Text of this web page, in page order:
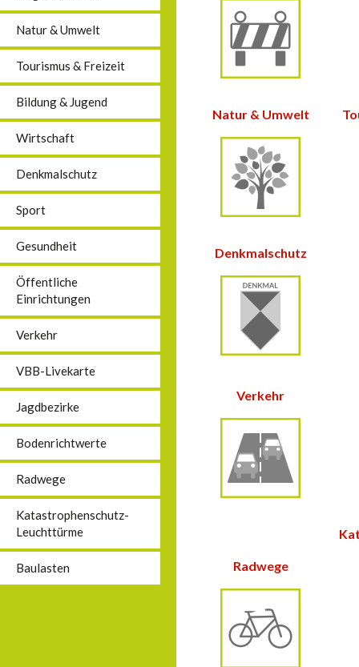
Natur & Umwelt
Tourismus & Freizeit
Bildung & Jugend
Wirtschaft
Denkmalschutz
Sport
Gesundheit
Öffentliche
Einrichtungen
Verkehr
VBB-Livekarte
Jagdbezirke
Bodenrichtwerte
Radwege
Katastrophenschutz-
Leuchttürme
Baulasten
Natur & Umwelt
Denkmalschutz
Verkehr
Radwege